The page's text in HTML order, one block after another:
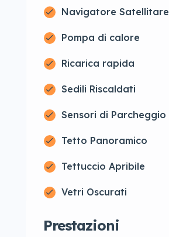
Navigatore Satellitare
Pompa di calore
Ricarica rapida
Sedili Riscaldati
Sensori di Parcheggio
Tetto Panoramico
Tettuccio Apribile
Vetri Oscurati
Prestazioni